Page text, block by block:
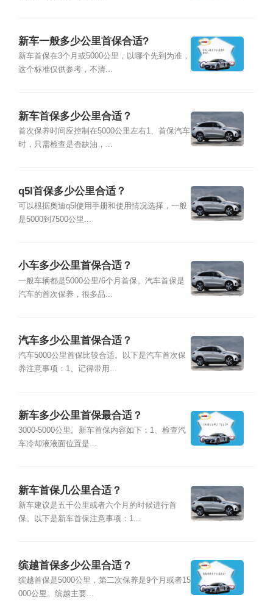
新车一般多少公里首保合适?
新车首保在3个月或5000公里，以哪个先到为准，
这个标准仅供参考，不清...
新车首保多少公里合适？
首次保养时间应控制在5000公里左右1、首保汽车
时，只需检查是否缺油，...
q5l首保多少公里合适？
可以根据奥迪q5l使用手册和使用情况选择，一般
是5000到7500公里...
小车多少公里首保合适？
一般车辆都是5000公里/6个月首保。汽车首保是
汽车的首次保养，很多品...
汽车多少公里首保合适？
汽车5000公里首保比较合适。以下是汽车首次保
养注意事项：1、记得带用...
新车多少公里首保最合适？
3000-5000公里。新车首保内容如下：1、检查汽
车冷却液液面位置是...
新车首保几公里合适？
新车建议是五千公里或者六个月的时候进行首
保。以下是新车首保注意事项：1...
缤越首保多少公里合适？
缤越首保是5000公里，第二次保养是9个月或者15
000公里。缤越主要...